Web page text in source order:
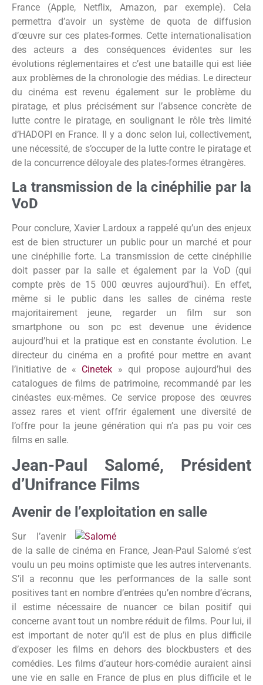
France (Apple, Netflix, Amazon, par exemple). Cela
permettra d’avoir un système de quota de diffusion
d’œuvre sur ces plates-formes. Cette internationalisation
des acteurs a des conséquences évidentes sur les
évolutions réglementaires et c’est une bataille qui est liée
aux problèmes de la chronologie des médias. Le directeur
du cinéma est revenu également sur le problème du
piratage, et plus précisément sur l’absence concrète de
lutte contre le piratage, en soulignant le rôle très limité
d’HADOPI en France. Il y a donc selon lui, collectivement,
une nécessité, de s’occuper de la lutte contre le piratage et
de la concurrence déloyale des plates-formes étrangères.
La transmission de la cinéphilie par la
VoD
Pour conclure, Xavier Lardoux a rappelé qu’un des enjeux
est de bien structurer un public pour un marché et pour
une cinéphilie forte. La transmission de cette cinéphilie
doit passer par la salle et également par la VoD (qui
compte près de 15 000 œuvres aujourd’hui). En effet,
même si le public dans les salles de cinéma reste
majoritairement jeune, regarder un film sur son
smartphone ou son pc est devenue une évidence
aujourd’hui et la pratique est en constante évolution. Le
directeur du cinéma en a profité pour mettre en avant
l’initiative de « Cinetek » qui propose aujourd’hui des
catalogues de films de patrimoine, recommandé par les
cinéastes eux-mêmes. Ce service propose des œuvres
assez rares et vient offrir également une diversité de
l’offre pour la jeune génération qui n’a pas pu voir ces
films en salle.
Jean-Paul Salomé, Président
d’Unifrance Films
Avenir de l’exploitation en salle
Sur l’avenir
de la salle de cinéma en France, Jean-Paul Salomé s’est
voulu un peu moins optimiste que les autres intervenants.
S’il a reconnu que les performances de la salle sont
positives tant en nombre d’entrées qu’en nombre d’écrans,
il estime nécessaire de nuancer ce bilan positif qui
concerne avant tout un nombre réduit de films. Pour lui, il
est important de noter qu’il est de plus en plus difficile
d’exposer les films en dehors des blockbusters et des
comédies. Les films d’auteur hors-comédie auraient ainsi
une vie en salle en France de plus en plus difficile et le